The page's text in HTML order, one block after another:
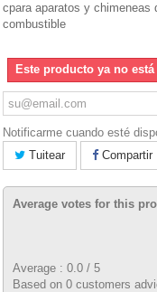
cpara aparatos y chimeneas
combustible
Este producto ya no
Notificarme cuando esté
Tuitear
Compartir
Average votes for this
Average : 0.0 / 5
Based on 0 customers